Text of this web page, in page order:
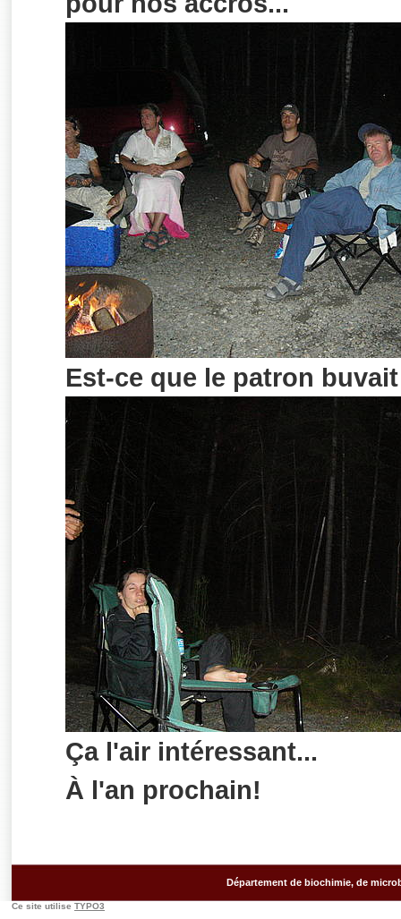
Est-ce que le patron
Ça l'air intéressant...
À l'an prochain!
Département de biochimie, de
Ce site utilise TYPO3